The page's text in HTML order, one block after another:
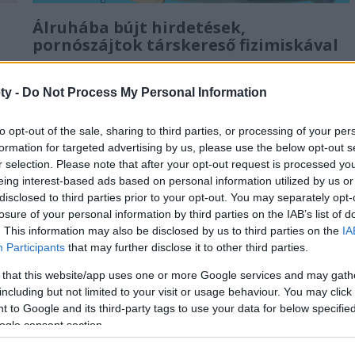
- Do Not Process My Personal Information
opt-out of the sale, sharing to third parties, or processing of your
for targeted advertising by us, please use the below opt-out
selection. Please note that after your opt-out request is processed
interest-based ads based on personal information utilized by us
to third parties prior to your opt-out. You may separately
of your personal information by third parties on the IAB’s list of
This information may also be disclosed by us to third parties on the
Participants that may further disclose it to other third parties.
that this website/app uses one or more Google services and may
but not limited to your visit or usage behaviour. You may
to Google and its third-party tags to use your data for below
consent section.
Álruhába bújt hirdetések,
pornószájtok társkereső fizimiskával
kritérium, hogy annak imidzse ne sérüljön a tartalmi
környezet miatt, ugyanez a kiadványok részéről is létező
igény: ne romoljon a portál megítélése...